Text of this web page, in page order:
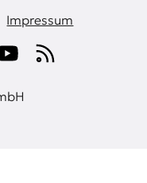
Impressum